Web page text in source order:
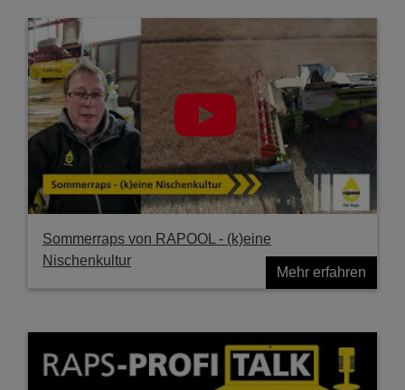
Sommerraps von RAPOOL - (k)eine
Nischenkultur
Mehr erfahren